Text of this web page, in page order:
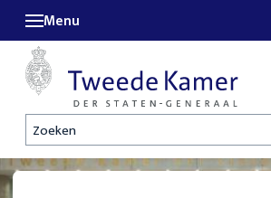
Zoeken
Menu